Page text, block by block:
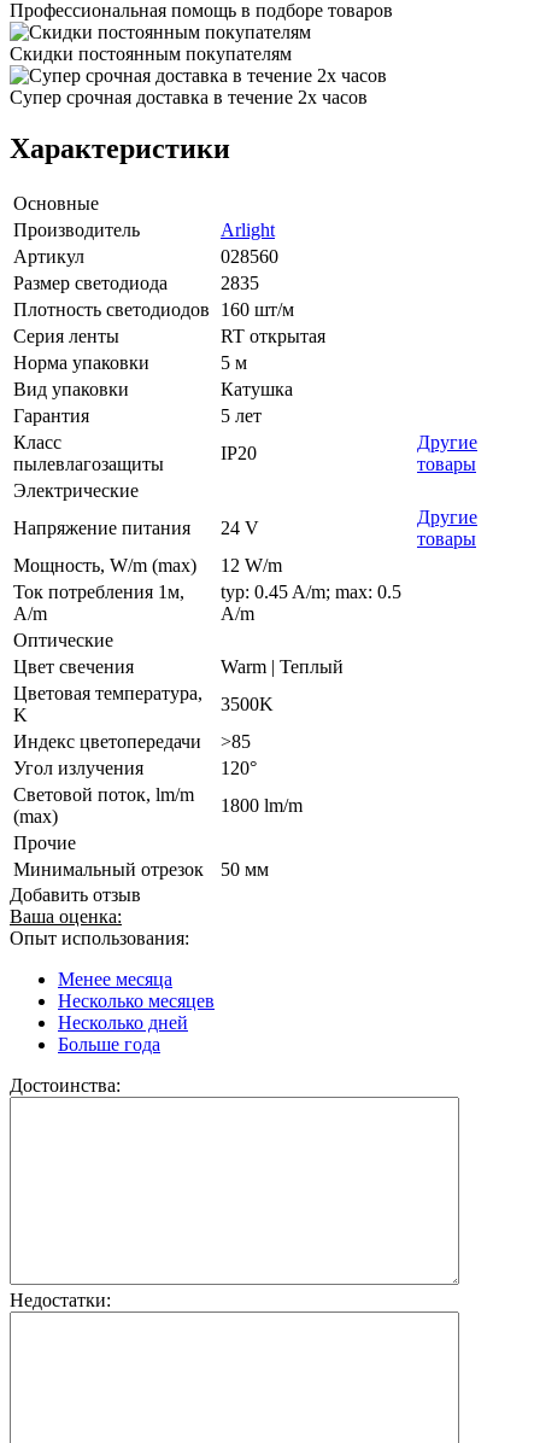
Профессиональная помощь в подборе товаров
Скидки постоянным покупателям
Супер срочная доставка в течение 2х часов
Характеристики
Основные
Производитель
Arlight
Артикул
028560
Размер светодиода
2835
Плотность светодиодов
160 шт/м
Серия ленты
RT открытая
Норма упаковки
5 м
Вид упаковки
Катушка
Гарантия
5 лет
Класс
пылевлагозащиты
IP20
Другие
товары
Электрические
Напряжение питания
24 V
Другие
товары
Мощность, W/m (max)
12 W/m
Ток потребления 1м,
A/m
typ: 0.45 A/m; max: 0.5
A/m
Оптические
Цвет свечения
Warm | Теплый
Цветовая температура,
K
3500K
Индекс цветопередачи
>85
Угол излучения
120°
Световой поток, lm/m
(max)
1800 lm/m
Прочие
Минимальный отрезок
50 мм
Добавить отзыв
Ваша оценка:
Опыт использования:
Менее месяца
Несколько месяцев
Несколько дней
Больше года
Достоинства:
Недостатки: